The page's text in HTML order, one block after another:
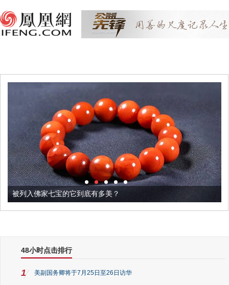
被列入佛家七宝的它到底有多美？
48小时点击排行
1 美副国务卿将于7月25日至26日访华